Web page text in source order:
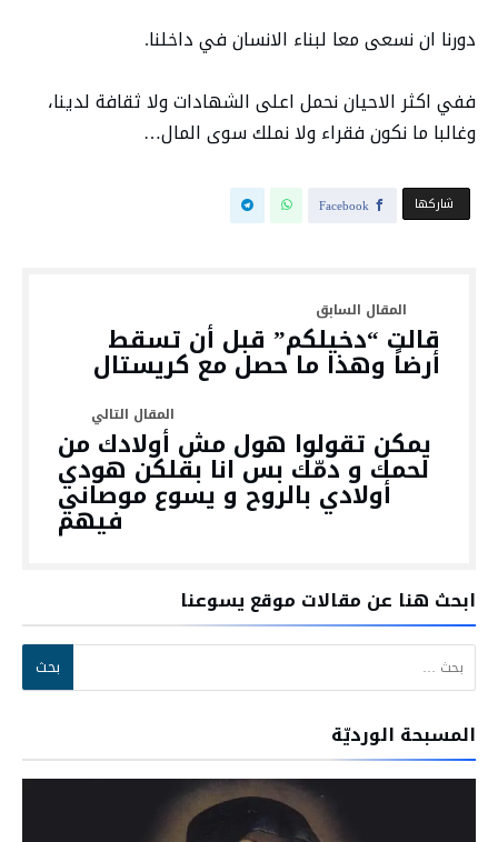
دورنا ان نسعى معا لبناء الانسان في داخلنا.
ففي اكثر الاحيان نحمل اعلى الشهادات ولا ثقافة لدينا،
وغالبا ما نكون فقراء ولا نملك سوى المال…
‫‫ شاركها‬ Facebook
قالت “دخيلكم” قبل أن تسقط
أرضاً وهذا ما حصل مع كريستال
يمكن تقولوا هول مش أولادك من
لحمك و دمّك بس انا بقلكن هودي
أولادي بالروح و يسوع موصاني
فيهم
ابحث هنا عن مقالات موقع يسوعنا
البحث عن:
المسبحة الورديّة